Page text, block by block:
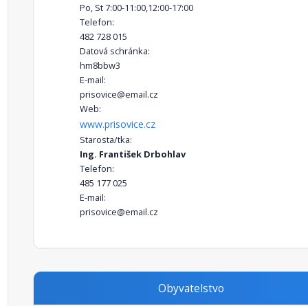
Po, St 7:00-11:00,12:00-17:00
Telefon:
482 728 015
Datová schránka:
hm8bbw3
E-mail:
prisovice@email.cz
Web:
www.prisovice.cz
Starosta/tka:
Ing. František Drbohlav
Telefon:
485 177 025
E-mail:
prisovice@email.cz
Obyvatelstvo